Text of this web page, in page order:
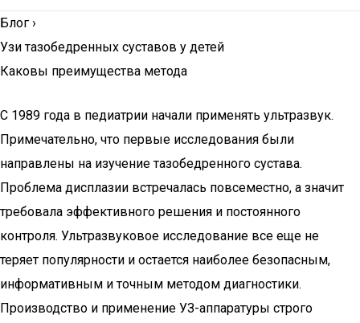
Блог ›
Узи тазобедренных суставов у детей
Каковы преимущества метода
С 1989 года в педиатрии начали применять ультразвук.
Примечательно, что первые исследования были
направлены на изучение тазобедренного сустава.
Проблема дисплазии встречалась повсеместно, а значит
требовала эффективного решения и постоянного
контроля. Ультразвуковое исследование все еще не
теряет популярности и остается наиболее безопасным,
информативным и точным методом диагностики.
Производство и применение УЗ-аппаратуры строго